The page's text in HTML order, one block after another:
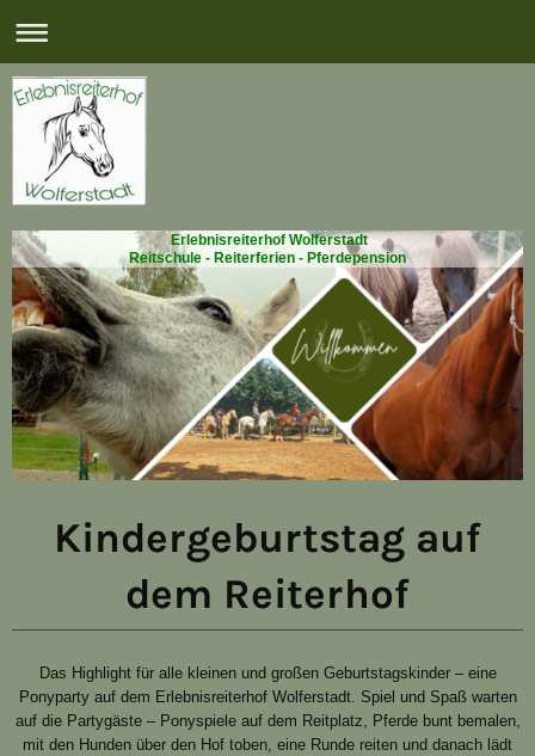
Erlebnisreiterhof Wolferstadt
Reitschule - Reiterferien - Pferdepension
Kindergeburtstag auf
dem Reiterhof
Das Highlight für alle kleinen und großen Geburtstagskinder – eine
Ponyparty auf dem Erlebnisreiterhof Wolferstadt. Spiel und Spaß warten
auf die Partygäste – Ponyspiele auf dem Reitplatz, Pferde bunt bemalen,
mit den Hunden über den Hof toben, eine Runde reiten und danach lädt